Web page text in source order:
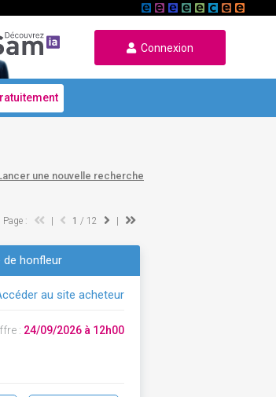
Connexion
une nouvelle recherche
Page : 1 / 12
de honfleur
au site acheteur
: 24/09/2026 à 12h00